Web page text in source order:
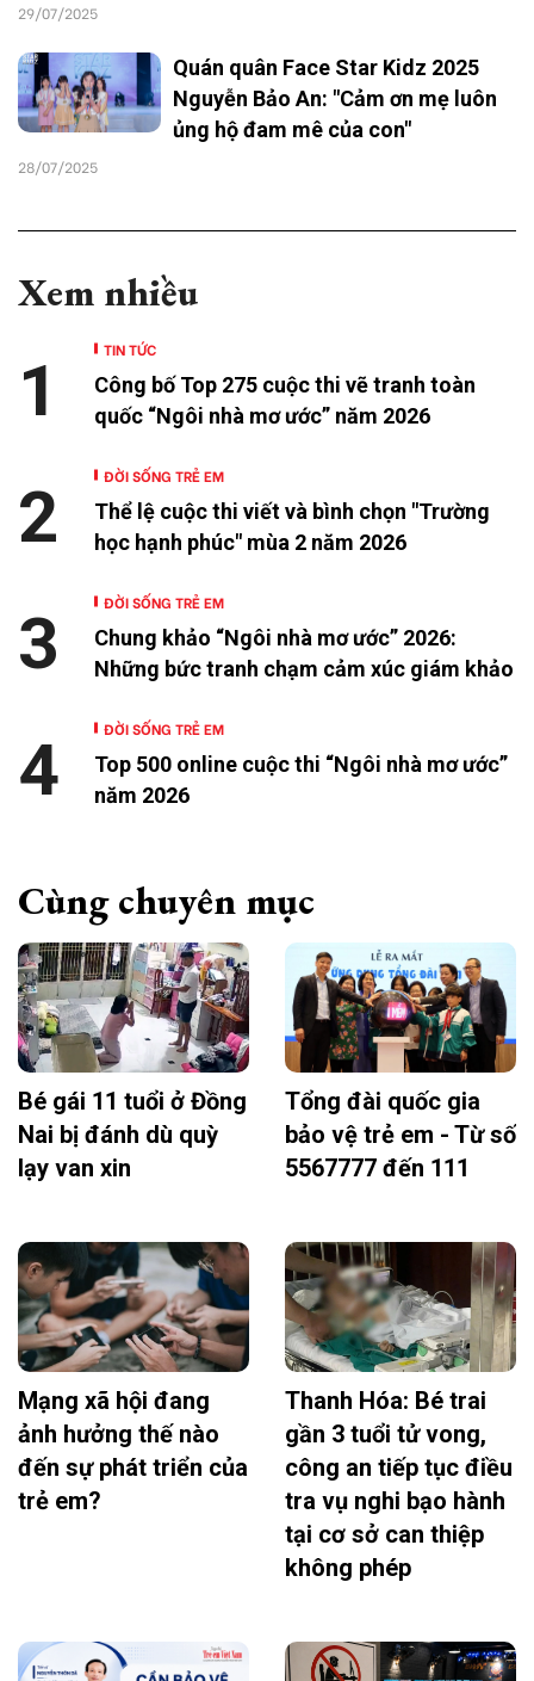
29/07/2025
Quán quân Face Star Kidz 2025
Nguyễn Bảo An: "Cảm ơn mẹ luôn
ủng hộ đam mê của con"
28/07/2025
Xem nhiều
TIN TỨC
Công bố Top 275 cuộc thi vẽ tranh toàn
quốc “Ngôi nhà mơ ước” năm 2026
1
ĐỜI SỐNG TRẺ EM
Thể lệ cuộc thi viết và bình chọn "Trường
học hạnh phúc" mùa 2 năm 2026
2
ĐỜI SỐNG TRẺ EM
Chung khảo “Ngôi nhà mơ ước” 2026:
Những bức tranh chạm cảm xúc giám khảo
3
ĐỜI SỐNG TRẺ EM
Top 500 online cuộc thi “Ngôi nhà mơ ước”
năm 2026
4
Cùng chuyên mục
Bé gái 11 tuổi ở Đồng
Nai bị đánh dù quỳ
lạy van xin
Tổng đài quốc gia
bảo vệ trẻ em - Từ số
5567777 đến 111
Mạng xã hội đang
ảnh hưởng thế nào
đến sự phát triển của
trẻ em?
Thanh Hóa: Bé trai
gần 3 tuổi tử vong,
công an tiếp tục điều
tra vụ nghi bạo hành
tại cơ sở can thiệp
không phép